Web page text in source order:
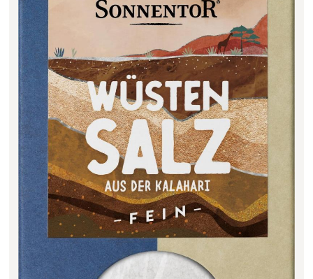
La Toscana Anita Wolf e.U. Detail
Stiftsgärtnerei Detail
Weinkellerei Stift
Kremsmünster
Detail
Wildkraut Detail
KATEGORIE
Filter zurücksetzen